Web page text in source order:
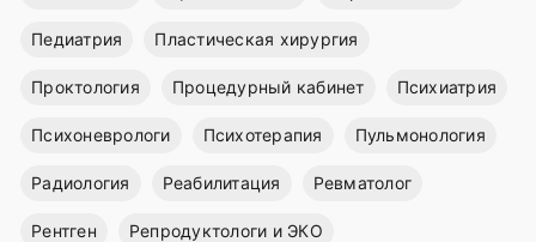
Педиатрия Пластическая хирургия
Проктология Процедурный кабинет Психиатрия
Психоневрологи Психотерапия Пульмонология
Радиология Реабилитация Ревматолог
Рентген Репродуктологи и ЭКО